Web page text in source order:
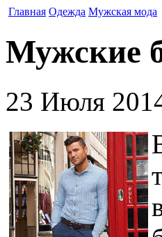
Главная Одежда Мужская мода
Мужские
23 Июля